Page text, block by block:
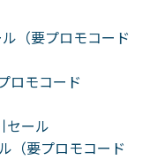
（要プロモコード
ロモコード
セール
（要プロモコード